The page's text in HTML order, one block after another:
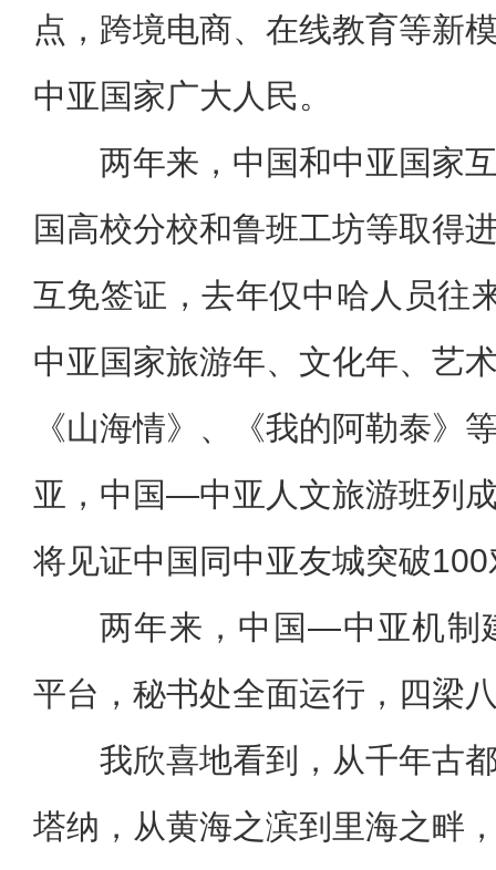
点，跨境电商、在线教育等新
中亚国家广大人民。
两年来，中国和中亚国家
国高校分校和鲁班工坊等取得
互免签证，去年仅中哈人员往
中亚国家旅游年、文化年、艺
《山海情》、《我的阿勒泰》
亚，中国—中亚人文旅游班列
将见证中国同中亚友城突破100
两年来，中国—中亚机制
平台，秘书处全面运行，四梁
我欣喜地看到，从千年古
塔纳，从黄海之滨到里海之畔